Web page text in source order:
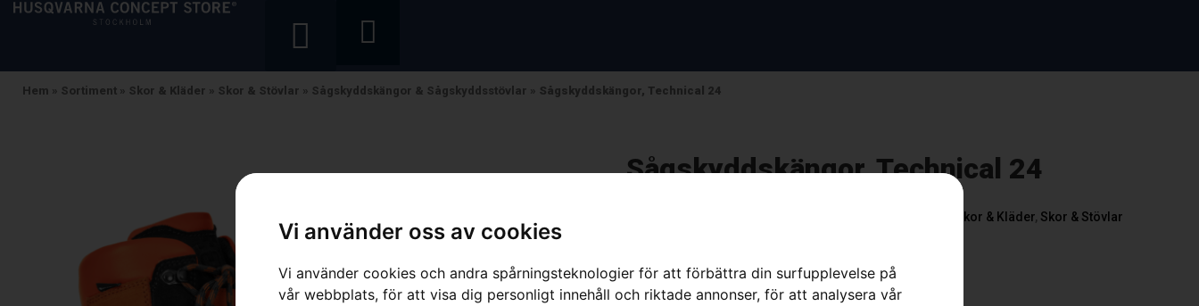
Vi använder oss av cookies
Vi använder cookies och andra spårningsteknologier för att förbättra din surfupplevelse på
vår webbplats, för att visa dig personligt innehåll och riktade annonser, för att analysera vår
Hem » Sortiment » Skor & Kläder » Skor & Stövlar » Sågskyddskängor & Sågskyddsstövlar » Sågskyddskängor, Technical 24
Sågskyddskängor, Technical 24
Skor & Kläder, Skor & Stövlar
4 190kr